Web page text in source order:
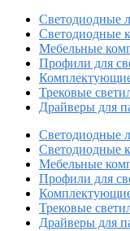
Светодиодные
Светодиодные
Мебельные
Профили для
Трековые
Драйверы для
Светодиодные
Светодиодные
Мебельные
Профили для
Трековые
Драйверы для